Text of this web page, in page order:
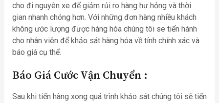
cho đi nguyên xe để giảm rủi ro hàng hư hỏng và thời
gian nhanh chóng hơn. Với những đơn hàng nhiều khách
không ước lượng được hàng hóa chúng tôi se tiến hành
cho nhân viên để khảo sát hàng hóa về tính chính xác và
báo giá cụ thể.
Báo Giá Cước Vận Chuyển :
Sau khi tiến hàng xong quá trình khảo sát chúng tôi sẽ tiến